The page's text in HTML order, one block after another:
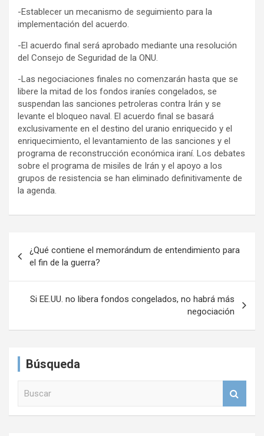
-Establecer un mecanismo de seguimiento para la
implementación del acuerdo.
-El acuerdo final será aprobado mediante una resolución
del Consejo de Seguridad de la ONU.
-Las negociaciones finales no comenzarán hasta que se
libere la mitad de los fondos iraníes congelados, se
suspendan las sanciones petroleras contra Irán y se
levante el bloqueo naval. El acuerdo final se basará
exclusivamente en el destino del uranio enriquecido y el
enriquecimiento, el levantamiento de las sanciones y el
programa de reconstrucción económica iraní. Los debates
sobre el programa de misiles de Irán y el apoyo a los
grupos de resistencia se han eliminado definitivamente de
la agenda.
v
a
n
¿Qué contiene el memorándum de entendimiento para
el fin de la guerra?
Si EE.UU. no libera fondos congelados, no habrá más
negociación
Búsqueda